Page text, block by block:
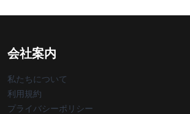
会社案内
私たちについて
利用規約
プライバシーポリシー